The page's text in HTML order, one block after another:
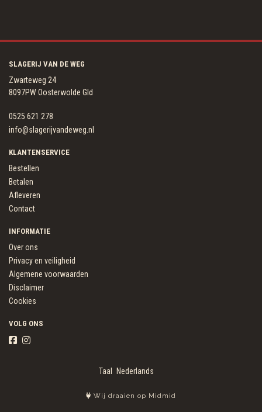
SLAGERIJ VAN DE WEG
Zwarteweg 24
8097PW Oosterwolde Gld
0525 621 278
info@slagerijvandeweg.nl
KLANTENSERVICE
Bestellen
Betalen
Afleveren
Contact
INFORMATIE
Over ons
Privacy en veiligheid
Algemene voorwaarden
Disclaimer
Cookies
VOLG ONS
Taal
Wij draaien op Midmid